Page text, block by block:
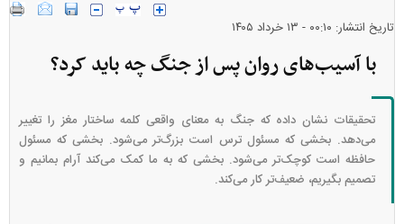
تاریخ انتشار: ۰۰:۱۰ - ۱۳ خرداد ۱۴۰۵
با آسیب‌های روان پس از جنگ چه باید کرد؟
تحقیقات نشان داده که جنگ به معنای واقعی کلمه ساختار مغز را تغییر
می‌دهد. بخشی که مسئول ترس است بزرگ‌تر می‌شود. بخشی که مسئول
حافظه است کوچک‌تر می‌شود. بخشی که به ما کمک می‌کند آرام بمانیم و
تصمیم بگیریم، ضعیف‌تر کار می‌کند.